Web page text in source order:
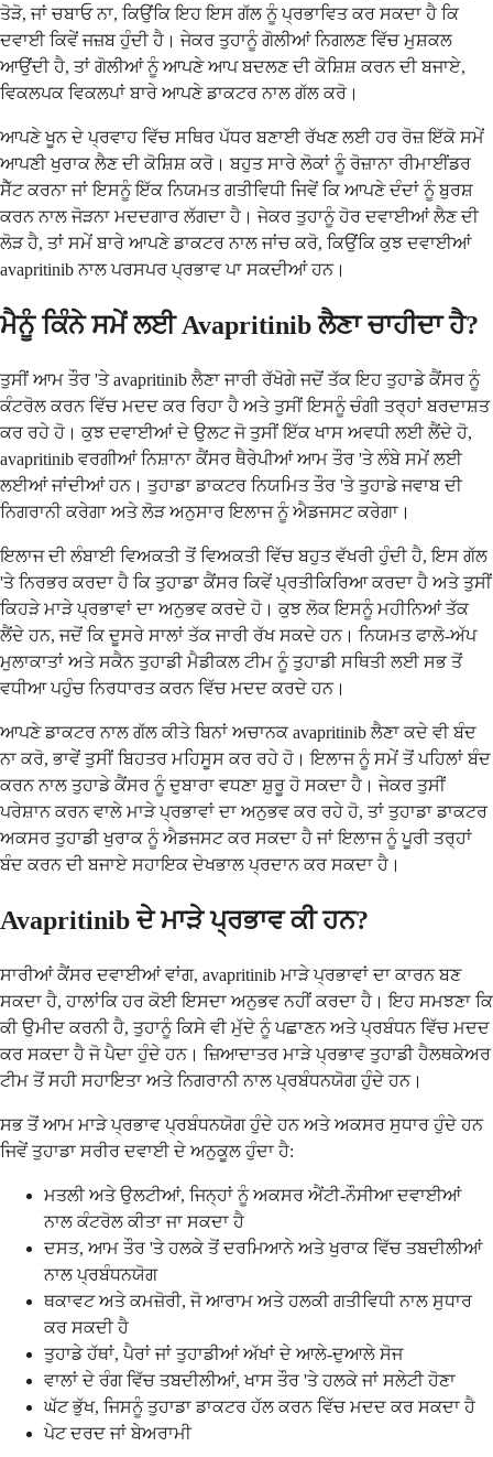
ਤੋੜੋ, ਜਾਂ ਚਬਾਓ ਨਾ, ਕਿਉਂਕਿ ਇਹ ਇਸ ਗੱਲ ਨੂੰ ਪ੍ਰਭਾਵਿਤ ਕਰ ਸਕਦਾ ਹੈ ਕਿ
ਦਵਾਈ ਕਿਵੇਂ ਜਜ਼ਬ ਹੁੰਦੀ ਹੈ। ਜੇਕਰ ਤੁਹਾਨੂੰ ਗੋਲੀਆਂ ਨਿਗਲਣ ਵਿੱਚ ਮੁਸ਼ਕਲ
ਆਉਂਦੀ ਹੈ, ਤਾਂ ਗੋਲੀਆਂ ਨੂੰ ਆਪਣੇ ਆਪ ਬਦਲਣ ਦੀ ਕੋਸ਼ਿਸ਼ ਕਰਨ ਦੀ ਬਜਾਏ,
ਵਿਕਲਪਕ ਵਿਕਲਪਾਂ ਬਾਰੇ ਆਪਣੇ ਡਾਕਟਰ ਨਾਲ ਗੱਲ ਕਰੋ।
ਆਪਣੇ ਖੂਨ ਦੇ ਪ੍ਰਵਾਹ ਵਿੱਚ ਸਥਿਰ ਪੱਧਰ ਬਣਾਈ ਰੱਖਣ ਲਈ ਹਰ ਰੋਜ਼ ਇੱਕੋ ਸਮੇਂ
ਆਪਣੀ ਖੁਰਾਕ ਲੈਣ ਦੀ ਕੋਸ਼ਿਸ਼ ਕਰੋ। ਬਹੁਤ ਸਾਰੇ ਲੋਕਾਂ ਨੂੰ ਰੋਜ਼ਾਨਾ ਰੀਮਾਈਂਡਰ
ਸੈੱਟ ਕਰਨਾ ਜਾਂ ਇਸਨੂੰ ਇੱਕ ਨਿਯਮਤ ਗਤੀਵਿਧੀ ਜਿਵੇਂ ਕਿ ਆਪਣੇ ਦੰਦਾਂ ਨੂੰ ਬੁਰਸ਼
ਕਰਨ ਨਾਲ ਜੋੜਨਾ ਮਦਦਗਾਰ ਲੱਗਦਾ ਹੈ। ਜੇਕਰ ਤੁਹਾਨੂੰ ਹੋਰ ਦਵਾਈਆਂ ਲੈਣ ਦੀ
ਲੋੜ ਹੈ, ਤਾਂ ਸਮੇਂ ਬਾਰੇ ਆਪਣੇ ਡਾਕਟਰ ਨਾਲ ਜਾਂਚ ਕਰੋ, ਕਿਉਂਕਿ ਕੁਝ ਦਵਾਈਆਂ
avapritinib ਨਾਲ ਪਰਸਪਰ ਪ੍ਰਭਾਵ ਪਾ ਸਕਦੀਆਂ ਹਨ।
ਮੈਨੂੰ ਕਿੰਨੇ ਸਮੇਂ ਲਈ Avapritinib ਲੈਣਾ ਚਾਹੀਦਾ ਹੈ?
ਤੁਸੀਂ ਆਮ ਤੌਰ 'ਤੇ avapritinib ਲੈਣਾ ਜਾਰੀ ਰੱਖੋਗੇ ਜਦੋਂ ਤੱਕ ਇਹ ਤੁਹਾਡੇ ਕੈਂਸਰ ਨੂੰ
ਕੰਟਰੋਲ ਕਰਨ ਵਿੱਚ ਮਦਦ ਕਰ ਰਿਹਾ ਹੈ ਅਤੇ ਤੁਸੀਂ ਇਸਨੂੰ ਚੰਗੀ ਤਰ੍ਹਾਂ ਬਰਦਾਸ਼ਤ
ਕਰ ਰਹੇ ਹੋ। ਕੁਝ ਦਵਾਈਆਂ ਦੇ ਉਲਟ ਜੋ ਤੁਸੀਂ ਇੱਕ ਖਾਸ ਅਵਧੀ ਲਈ ਲੈਂਦੇ ਹੋ,
avapritinib ਵਰਗੀਆਂ ਨਿਸ਼ਾਨਾ ਕੈਂਸਰ ਥੈਰੇਪੀਆਂ ਆਮ ਤੌਰ 'ਤੇ ਲੰਬੇ ਸਮੇਂ ਲਈ
ਲਈਆਂ ਜਾਂਦੀਆਂ ਹਨ। ਤੁਹਾਡਾ ਡਾਕਟਰ ਨਿਯਮਿਤ ਤੌਰ 'ਤੇ ਤੁਹਾਡੇ ਜਵਾਬ ਦੀ
ਨਿਗਰਾਨੀ ਕਰੇਗਾ ਅਤੇ ਲੋੜ ਅਨੁਸਾਰ ਇਲਾਜ ਨੂੰ ਐਡਜਸਟ ਕਰੇਗਾ।
ਇਲਾਜ ਦੀ ਲੰਬਾਈ ਵਿਅਕਤੀ ਤੋਂ ਵਿਅਕਤੀ ਵਿੱਚ ਬਹੁਤ ਵੱਖਰੀ ਹੁੰਦੀ ਹੈ, ਇਸ ਗੱਲ
'ਤੇ ਨਿਰਭਰ ਕਰਦਾ ਹੈ ਕਿ ਤੁਹਾਡਾ ਕੈਂਸਰ ਕਿਵੇਂ ਪ੍ਰਤੀਕਿਰਿਆ ਕਰਦਾ ਹੈ ਅਤੇ ਤੁਸੀਂ
ਕਿਹੜੇ ਮਾੜੇ ਪ੍ਰਭਾਵਾਂ ਦਾ ਅਨੁਭਵ ਕਰਦੇ ਹੋ। ਕੁਝ ਲੋਕ ਇਸਨੂੰ ਮਹੀਨਿਆਂ ਤੱਕ
ਲੈਂਦੇ ਹਨ, ਜਦੋਂ ਕਿ ਦੂਸਰੇ ਸਾਲਾਂ ਤੱਕ ਜਾਰੀ ਰੱਖ ਸਕਦੇ ਹਨ। ਨਿਯਮਤ ਫਾਲੋ-ਅੱਪ
ਮੁਲਾਕਾਤਾਂ ਅਤੇ ਸਕੈਨ ਤੁਹਾਡੀ ਮੈਡੀਕਲ ਟੀਮ ਨੂੰ ਤੁਹਾਡੀ ਸਥਿਤੀ ਲਈ ਸਭ ਤੋਂ
ਵਧੀਆ ਪਹੁੰਚ ਨਿਰਧਾਰਤ ਕਰਨ ਵਿੱਚ ਮਦਦ ਕਰਦੇ ਹਨ।
ਆਪਣੇ ਡਾਕਟਰ ਨਾਲ ਗੱਲ ਕੀਤੇ ਬਿਨਾਂ ਅਚਾਨਕ avapritinib ਲੈਣਾ ਕਦੇ ਵੀ ਬੰਦ
ਨਾ ਕਰੋ, ਭਾਵੇਂ ਤੁਸੀਂ ਬਿਹਤਰ ਮਹਿਸੂਸ ਕਰ ਰਹੇ ਹੋ। ਇਲਾਜ ਨੂੰ ਸਮੇਂ ਤੋਂ ਪਹਿਲਾਂ ਬੰਦ
ਕਰਨ ਨਾਲ ਤੁਹਾਡੇ ਕੈਂਸਰ ਨੂੰ ਦੁਬਾਰਾ ਵਧਣਾ ਸ਼ੁਰੂ ਹੋ ਸਕਦਾ ਹੈ। ਜੇਕਰ ਤੁਸੀਂ
ਪਰੇਸ਼ਾਨ ਕਰਨ ਵਾਲੇ ਮਾੜੇ ਪ੍ਰਭਾਵਾਂ ਦਾ ਅਨੁਭਵ ਕਰ ਰਹੇ ਹੋ, ਤਾਂ ਤੁਹਾਡਾ ਡਾਕਟਰ
ਅਕਸਰ ਤੁਹਾਡੀ ਖੁਰਾਕ ਨੂੰ ਐਡਜਸਟ ਕਰ ਸਕਦਾ ਹੈ ਜਾਂ ਇਲਾਜ ਨੂੰ ਪੂਰੀ ਤਰ੍ਹਾਂ
ਬੰਦ ਕਰਨ ਦੀ ਬਜਾਏ ਸਹਾਇਕ ਦੇਖਭਾਲ ਪ੍ਰਦਾਨ ਕਰ ਸਕਦਾ ਹੈ।
Avapritinib ਦੇ ਮਾੜੇ ਪ੍ਰਭਾਵ ਕੀ ਹਨ?
ਸਾਰੀਆਂ ਕੈਂਸਰ ਦਵਾਈਆਂ ਵਾਂਗ, avapritinib ਮਾੜੇ ਪ੍ਰਭਾਵਾਂ ਦਾ ਕਾਰਨ ਬਣ
ਸਕਦਾ ਹੈ, ਹਾਲਾਂਕਿ ਹਰ ਕੋਈ ਇਸਦਾ ਅਨੁਭਵ ਨਹੀਂ ਕਰਦਾ ਹੈ। ਇਹ ਸਮਝਣਾ ਕਿ
ਕੀ ਉਮੀਦ ਕਰਨੀ ਹੈ, ਤੁਹਾਨੂੰ ਕਿਸੇ ਵੀ ਮੁੱਦੇ ਨੂੰ ਪਛਾਣਨ ਅਤੇ ਪ੍ਰਬੰਧਨ ਵਿੱਚ ਮਦਦ
ਕਰ ਸਕਦਾ ਹੈ ਜੋ ਪੈਦਾ ਹੁੰਦੇ ਹਨ। ਜ਼ਿਆਦਾਤਰ ਮਾੜੇ ਪ੍ਰਭਾਵ ਤੁਹਾਡੀ ਹੈਲਥਕੇਅਰ
ਟੀਮ ਤੋਂ ਸਹੀ ਸਹਾਇਤਾ ਅਤੇ ਨਿਗਰਾਨੀ ਨਾਲ ਪ੍ਰਬੰਧਨਯੋਗ ਹੁੰਦੇ ਹਨ।
ਸਭ ਤੋਂ ਆਮ ਮਾੜੇ ਪ੍ਰਭਾਵ ਪ੍ਰਬੰਧਨਯੋਗ ਹੁੰਦੇ ਹਨ ਅਤੇ ਅਕਸਰ ਸੁਧਾਰ ਹੁੰਦੇ ਹਨ
ਜਿਵੇਂ ਤੁਹਾਡਾ ਸਰੀਰ ਦਵਾਈ ਦੇ ਅਨੁਕੂਲ ਹੁੰਦਾ ਹੈ:
ਮਤਲੀ ਅਤੇ ਉਲਟੀਆਂ, ਜਿਨ੍ਹਾਂ ਨੂੰ ਅਕਸਰ ਐਂਟੀ-ਨੌਸੀਆ ਦਵਾਈਆਂ
ਨਾਲ ਕੰਟਰੋਲ ਕੀਤਾ ਜਾ ਸਕਦਾ ਹੈ
ਦਸਤ, ਆਮ ਤੌਰ 'ਤੇ ਹਲਕੇ ਤੋਂ ਦਰਮਿਆਨੇ ਅਤੇ ਖੁਰਾਕ ਵਿੱਚ ਤਬਦੀਲੀਆਂ
ਨਾਲ ਪ੍ਰਬੰਧਨਯੋਗ
ਥਕਾਵਟ ਅਤੇ ਕਮਜ਼ੋਰੀ, ਜੋ ਆਰਾਮ ਅਤੇ ਹਲਕੀ ਗਤੀਵਿਧੀ ਨਾਲ ਸੁਧਾਰ
ਕਰ ਸਕਦੀ ਹੈ
ਤੁਹਾਡੇ ਹੱਥਾਂ, ਪੈਰਾਂ ਜਾਂ ਤੁਹਾਡੀਆਂ ਅੱਖਾਂ ਦੇ ਆਲੇ-ਦੁਆਲੇ ਸੋਜ
ਵਾਲਾਂ ਦੇ ਰੰਗ ਵਿੱਚ ਤਬਦੀਲੀਆਂ, ਖਾਸ ਤੌਰ 'ਤੇ ਹਲਕੇ ਜਾਂ ਸਲੇਟੀ ਹੋਣਾ
ਘੱਟ ਭੁੱਖ, ਜਿਸਨੂੰ ਤੁਹਾਡਾ ਡਾਕਟਰ ਹੱਲ ਕਰਨ ਵਿੱਚ ਮਦਦ ਕਰ ਸਕਦਾ ਹੈ
ਪੇਟ ਦਰਦ ਜਾਂ ਬੇਅਰਾਮੀ